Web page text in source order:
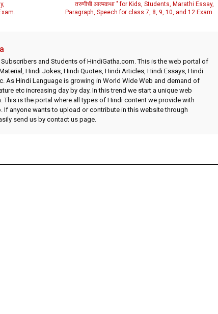
तरुणीची आत्मकथा " for Kids, Students, Marathi Essay,
Paragraph, Speech for class 7, 8, 9, 10, and 12 Exam.
and Students of HindiGatha.com. This is the web portal of
Hindi Jokes, Hindi Quotes, Hindi Articles, Hindi Essays, Hindi
As Hindi Language is growing in World Wide Web and demand of
etc increasing day by day. In this trend we start a unique web
This is the portal where all types of Hindi content we provide with
If anyone wants to upload or contribute in this website through
send us by contact us page.